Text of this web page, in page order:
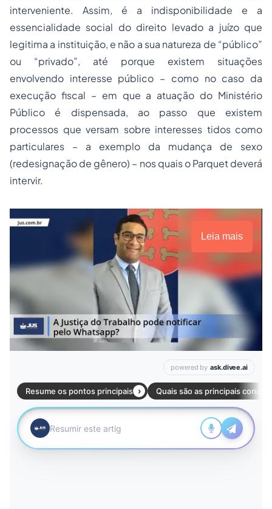
interveniente. Assim, é a indisponibilidade e a
essencialidade social do direito levado a juízo que
legitima a instituição, e não a sua natureza de “público”
ou “privado”, até porque existem situações
envolvendo interesse público – como no caso da
execução fiscal – em que a atuação do Ministério
Público é dispensada, ao passo que existem
processos que versam sobre interesses tidos como
particulares – a exemplo da mudança de sexo
(redesignação de gênero) – nos quais o Parquet deverá
intervir.
Leia mais